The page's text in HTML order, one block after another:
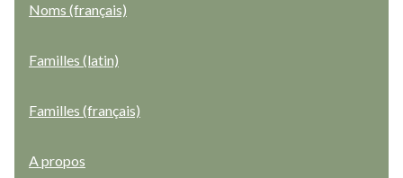
Noms (français)
Familles (latin)
Familles (français)
A propos